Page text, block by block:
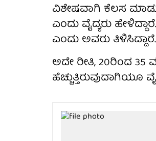
ವಿಶೇಷವಾಗಿ ಕೆಲಸ
ಎಂದು ವೈದ್ಯರು
ಎಂದು ಅವರು ತಿಳಿಸಿದ್ದಾರೆ.
ಅದೇ ರೀತಿ, 20ರಿಂದ 35
ಹೆಚ್ಚುತ್ತಿರುವುದಾಗಿಯೂ